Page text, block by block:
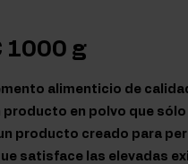
1000 g
alimenticio de
en polvo que
producto creado para
satisface las elevadas